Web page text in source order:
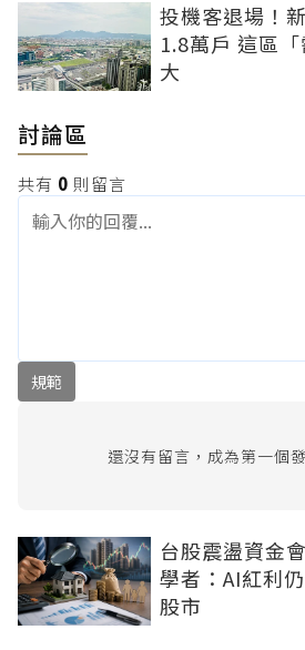
投機客退場！
1.8萬戶 這區
大
討論區
共有 0 則留言
規範
還沒有留言，成為第一個
台股震盪資金
學者：AI紅利
股市